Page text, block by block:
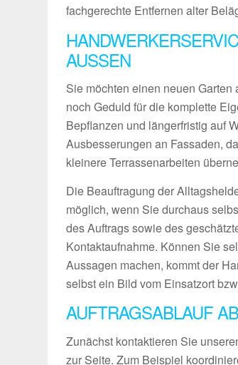
fachgerechte Entfernen alter
AUSSEN
Sie möchten einen neuen
noch Geduld für die komplette
Bepflanzen und längerfristig auf
Ausbesserungen an Fassaden,
kleinere Terrassenarbeiten
Die Beauftragung der
möglich, wenn Sie durchaus
des Auftrags sowie des
Kontaktaufnahme. Können Sie
Aussagen machen, kommt der
selbst ein Bild vom Einsatzort
AUFTRAGSABLAUF
Zunächst kontaktieren Sie
zur Seite. Zum Beispiel